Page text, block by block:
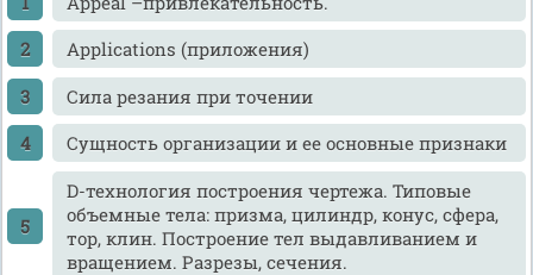
Applications (приложения)
Cила резания при точении
Cущность организации и ее основные признаки
D-технология построения чертежа. Типовые
объемные тела: призма, цилиндр, конус, сфера,
тор, клин. Построение тел выдавливанием и
вращением. Разрезы, сечения.